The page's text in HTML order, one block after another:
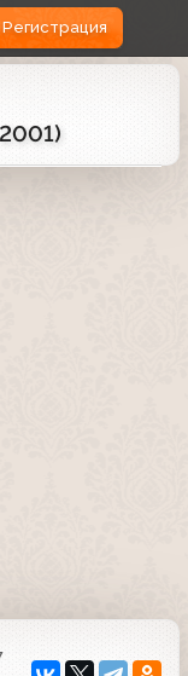
Регистрация